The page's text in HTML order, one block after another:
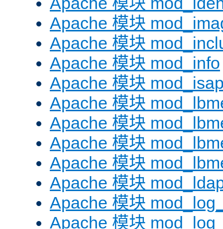
Apache 模块
Apache 模块
Apache 模块 mod_info
Apache 模块
Apache 模块
Apache 模块
Apache 模块
Apache 模块
Apache 模块
Apache 模块
Apache 模块